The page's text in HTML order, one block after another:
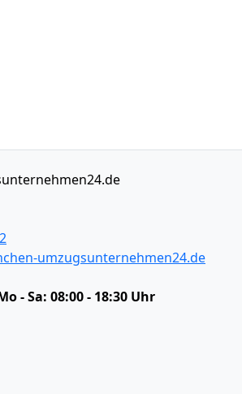
umzugsunternehmen24.de
- Sa: 08:00 - 18:30 Uhr